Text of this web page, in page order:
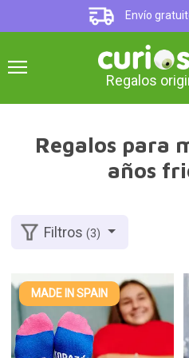
Envío
Regalos
Regalos para
años
Filtros(3)
MADE IN SPAIN